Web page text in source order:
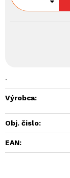
.
Výrobca:
Obj. čislo:
EAN: